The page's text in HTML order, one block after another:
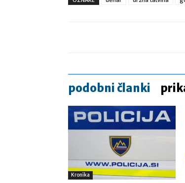
podobni članki
Kronika